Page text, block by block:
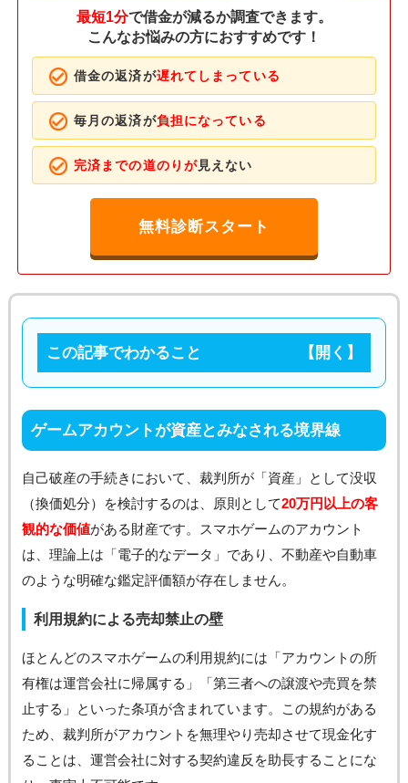
最短1分で借金が減るか調査できます。
こんなお悩みの方におすすめです！
借金の返済が遅れてしまっている
毎月の返済が負担になっている
完済までの道のりが見えない
無料診断スタート
この記事でわかること
ゲームアカウントが資産とみなされる境界線
自己破産の手続きにおいて、裁判所が「資産」として没収
（換価処分）を検討するのは、原則として20万円以上の客
観的な価値がある財産です。スマホゲームのアカウント
は、理論上は「電子的なデータ」であり、不動産や自動車
のような明確な鑑定評価額が存在しません。
利用規約による売却禁止の壁
ほとんどのスマホゲームの利用規約には「アカウントの所
有権は運営会社に帰属する」「第三者への譲渡や売買を禁
止する」といった条項が含まれています。この規約がある
ため、裁判所がアカウントを無理やり売却させて現金化す
ることは、運営会社に対する契約違反を助長することにな